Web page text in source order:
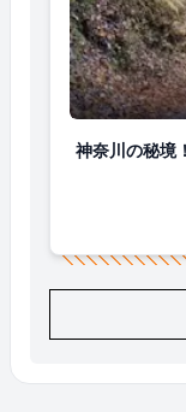
神奈川の秘
神奈川の秘境